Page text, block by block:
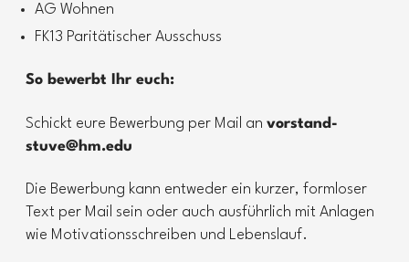
AG Wohnen
FK13 Paritätischer Ausschuss
So bewerbt Ihr euch:
Schickt eure Bewerbung per Mail an vorstand-
stuve@hm.edu
Die Bewerbung kann entweder ein kurzer, formloser
Text per Mail sein oder auch ausführlich mit Anlagen
wie Motivationsschreiben und Lebenslauf.